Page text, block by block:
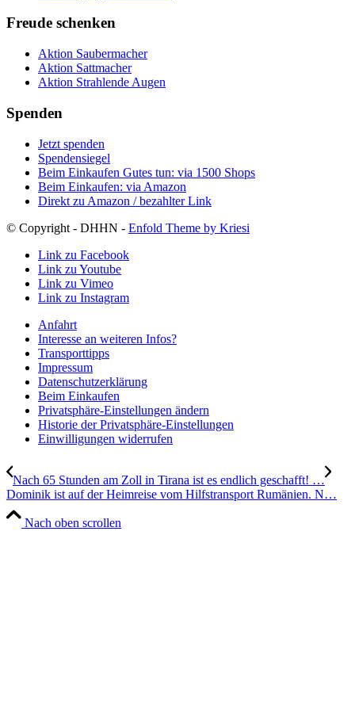
Freude schenken
Aktion Saubermacher
Aktion Sattmacher
Aktion Strahlende Augen
Spenden
Jetzt spenden
Spendensiegel
Beim Einkaufen Gutes tun: via 1500 Shops
Beim Einkaufen: via Amazon
Direkt zu Amazon / bezahlter Link
© Copyright - DHHN - Enfold Theme by Kriesi
Link zu Facebook
Link zu Youtube
Link zu Vimeo
Link zu Instagram
Anfahrt
Interesse an weiteren Infos?
Transporttipps
Impressum
Datenschutzerklärung
Beim Einkaufen
Privatsphäre-Einstellungen ändern
Historie der Privatsphäre-Einstellungen
Einwilligungen widerrufen
Nach 65 Stunden am Zoll in Tirana ist es endlich geschafft! …
Dominik ist auf der Heimreise vom Hilfstransport Rumänien. N…
Nach oben scrollen